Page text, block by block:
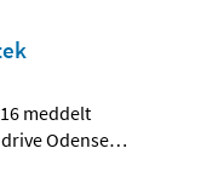
meddelt
Odense…